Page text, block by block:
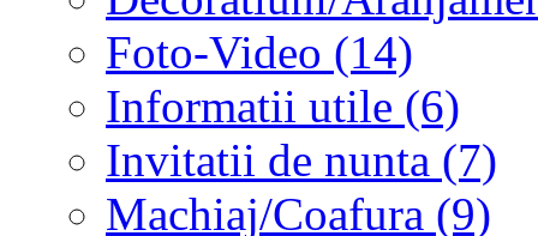
Foto-Video (14)
Informatii utile (6)
Invitatii de nunta (7)
Machiaj/Coafura (9)